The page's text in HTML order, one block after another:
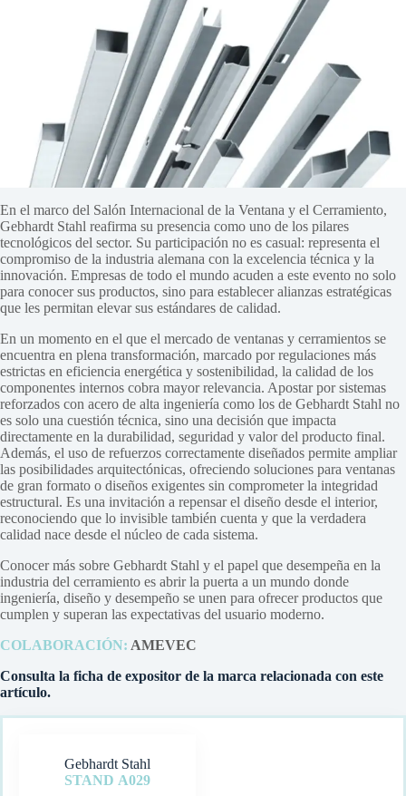
En el marco del Salón Internacional de la Ventana y el Cerramiento,
Gebhardt Stahl reafirma su presencia como uno de los pilares
tecnológicos del sector. Su participación no es casual: representa el
compromiso de la industria alemana con la excelencia técnica y la
innovación. Empresas de todo el mundo acuden a este evento no solo
para conocer sus productos, sino para establecer alianzas estratégicas
que les permitan elevar sus estándares de calidad.
En un momento en el que el mercado de ventanas y cerramientos se
encuentra en plena transformación, marcado por regulaciones más
estrictas en eficiencia energética y sostenibilidad, la calidad de los
componentes internos cobra mayor relevancia. Apostar por sistemas
reforzados con acero de alta ingeniería como los de Gebhardt Stahl no
es solo una cuestión técnica, sino una decisión que impacta
directamente en la durabilidad, seguridad y valor del producto final.
Además, el uso de refuerzos correctamente diseñados permite ampliar
las posibilidades arquitectónicas, ofreciendo soluciones para ventanas
de gran formato o diseños exigentes sin comprometer la integridad
estructural. Es una invitación a repensar el diseño desde el interior,
reconociendo que lo invisible también cuenta y que la verdadera
calidad nace desde el núcleo de cada sistema.
Conocer más sobre Gebhardt Stahl y el papel que desempeña en la
industria del cerramiento es abrir la puerta a un mundo donde
ingeniería, diseño y desempeño se unen para ofrecer productos que
cumplen y superan las expectativas del usuario moderno.
COLABORACIÓN: AMEVEC
Consulta la ficha de expositor de la marca relacionada con este
artículo.
Gebhardt Stahl
STAND A029